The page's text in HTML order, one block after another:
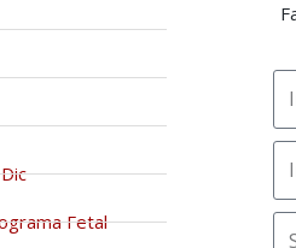
Fetal